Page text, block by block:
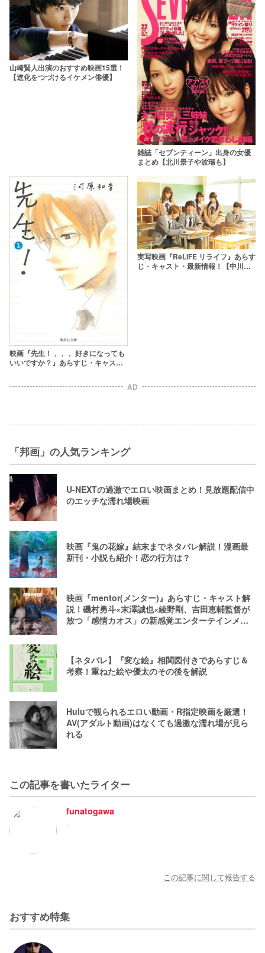
山崎賢人出演のおすすめ映画15選！
【進化をつづけるイケメン俳優】
雑誌「セブンティーン」出身の女優
まとめ【北川景子や波瑠も】
映画『先生！ 、、、好きになっても
いいですか？』あらすじ・キャスト
実写映画『ReLIFE リライフ』あらす
じ・キャスト・最新情報！【中川大
AD
「邦画」の人気ランキング
U-NEXTの過激でエロい映画まとめ！見放題配信中
のエッチな濡れ場映画
映画『鬼の花嫁』結末までネタバレ解説！漫画最
新刊・小説も紹介！恋の行方は？
映画『mentor(メンター)』あらすじ・キャスト解
説！磯村勇斗×末澤誠也×綾野剛、吉田恵輔監督が
放つ「感情カオス」の新感覚エンターテインメン
【ネタバレ】『変な絵』相関図付きであらすじ＆
考察！重ねた絵や優太のその後を解説
Huluで観られるエロい動画・R指定映画を厳選！
AV(アダルト動画)はなくても過激な濡れ場が見ら
れる
この記事を書いたライター
funatogawa
-
この記事に関して報告する
おすすめ特集